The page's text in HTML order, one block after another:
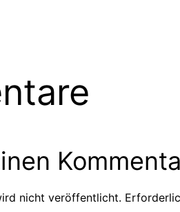
nicht veröffentlicht.